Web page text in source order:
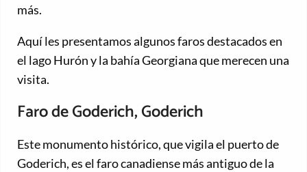
más.
Aquí les presentamos algunos faros destacados en
el lago Hurón y la bahía Georgiana que merecen una
visita.
Faro de Goderich, Goderich
Este monumento histórico, que vigila el puerto de
Goderich, es el faro canadiense más antiguo de la